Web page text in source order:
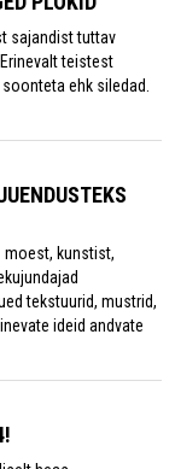
sajandist tuttav
teistest
ehk siledad.
moest, kunstist,
tekstuurid, mustrid,
ideid andvate